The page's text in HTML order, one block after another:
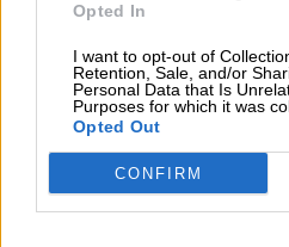
Opted In
I want to opt-out of
Retention, Sale, and/or
Personal Data that Is
Purposes for which it was
Opted Out
CONFIRM
entre 30 y 39 años.
AUTOR
Mas artículos del
MARTES, 15